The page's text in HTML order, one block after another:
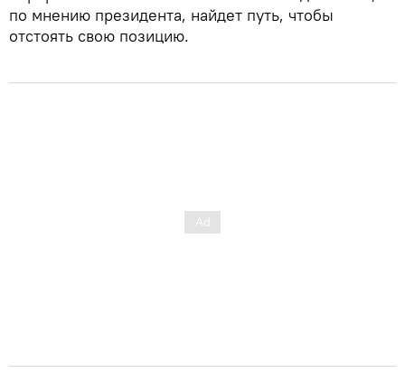
по мнению президента, найдет путь, чтобы
отстоять свою позицию.